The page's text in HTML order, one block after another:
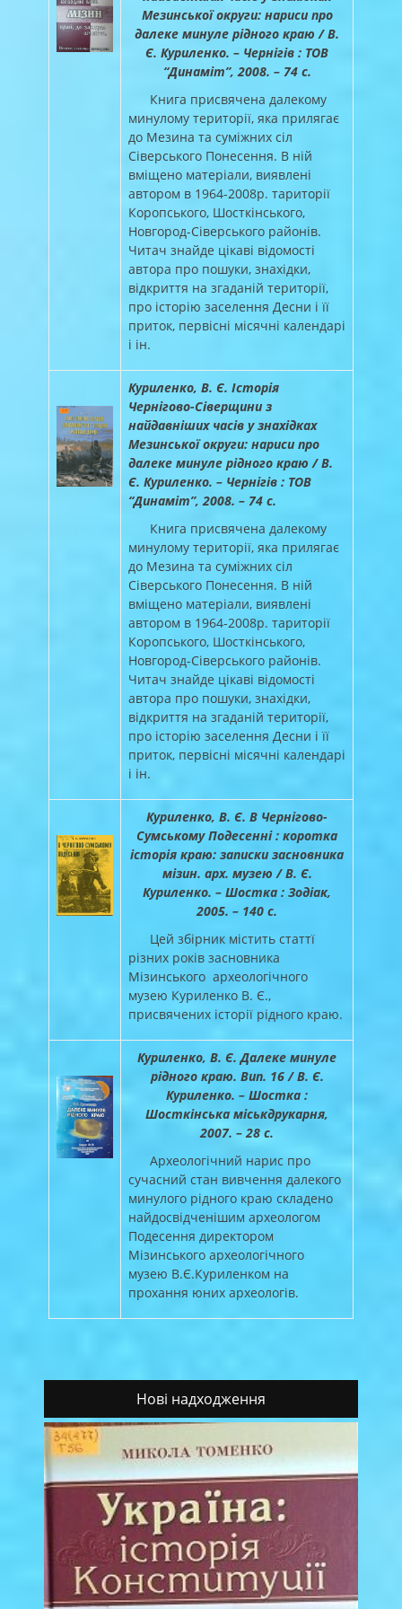
Мезинської округи: нариси про
далеке минуле рідного краю / В.
Є. Куриленко. – Чернігів : ТОВ
“Динаміт”, 2008. – 74 с.
Книга присвячена далекому
минулому території, яка прилягає
до Мезина та суміжних сіл
Сіверського Понесення. В ній
вміщено матеріали, виявлені
автором в 1964-2008р. тариторії
Коропського, Шосткінського,
Новгород-Сіверського районів.
Читач знайде цікаві відомості
автора про пошуки, знахідки,
відкриття на згаданій території,
про історію заселення Десни і її
приток, первісні місячні календарі
і ін.
Куриленко, В. Є. Історія
Чернігово-Сіверщини з
найдавніших часів у знахідках
Мезинської округи: нариси про
далеке минуле рідного краю / В.
Є. Куриленко. – Чернігів : ТОВ
“Динаміт”, 2008. – 74 с.
Книга присвячена далекому
минулому території, яка прилягає
до Мезина та суміжних сіл
Сіверського Понесення. В ній
вміщено матеріали, виявлені
автором в 1964-2008р. тариторії
Коропського, Шосткінського,
Новгород-Сіверського районів.
Читач знайде цікаві відомості
автора про пошуки, знахідки,
відкриття на згаданій території,
про історію заселення Десни і її
приток, первісні місячні календарі
і ін.
Куриленко, В. Є. В Чернігово-
Сумському Подесенні : коротка
історія краю: записки засновника
мізин. арх. музею / В. Є.
Куриленко. – Шостка : Зодіак,
2005. – 140 с.
Цей збірник містить статтї
різних років засновника
Мізинського археологічного
музею Куриленко В. Є.,
присвячених історії рідного краю.
Куриленко, В. Є. Далеке минуле
рідного краю. Вип. 16 / В. Є.
Куриленко. – Шостка :
Шосткінська міськдрукарня,
2007. – 28 с.
Археологічний нарис про
сучасний стан вивчення далекого
минулого рідного краю складено
найдосвідченішим археологом
Подесення директором
Мізинського археологічного
музею В.Є.Куриленком на
прохання юних археологів.
Нові надходження